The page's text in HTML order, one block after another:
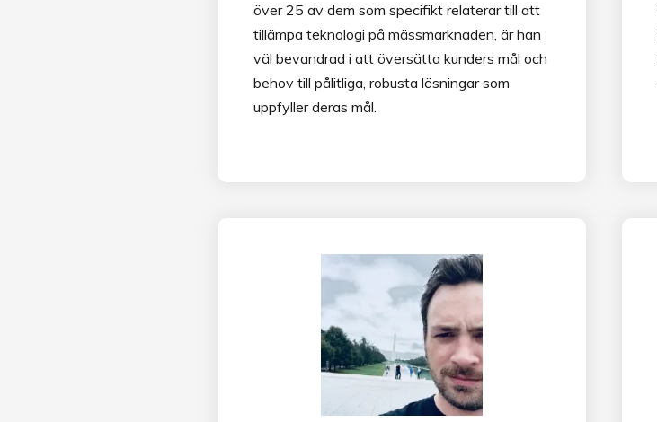
över 25 av dem som specifikt relaterar till att
tillämpa teknologi på mässmarknaden, är han
väl bevandrad i att översätta kunders mål och
behov till pålitliga, robusta lösningar som
uppfyller deras mål.